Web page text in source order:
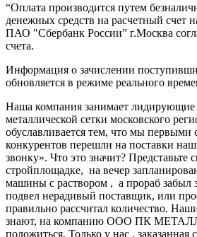
“Оплата производится путем
денежных средств на расчетный счет
ПАО "Сбербанк России” г.Москва
счета.
Информация о зачислении
обновляется в режиме реального
Наша компания занимает
металлической сетки московского
обуславливается тем, что мы первыми
конкурентов перешли на поставки
звонку». Что это значит? Представьте
стройплощадке, на вечер
машины с раствором , а прораб забыл
подвел нерадивый поставщик, или
правильно рассчитал количество.
знают, на компанию ООО ПК
положиться. Только у нас , заказанная